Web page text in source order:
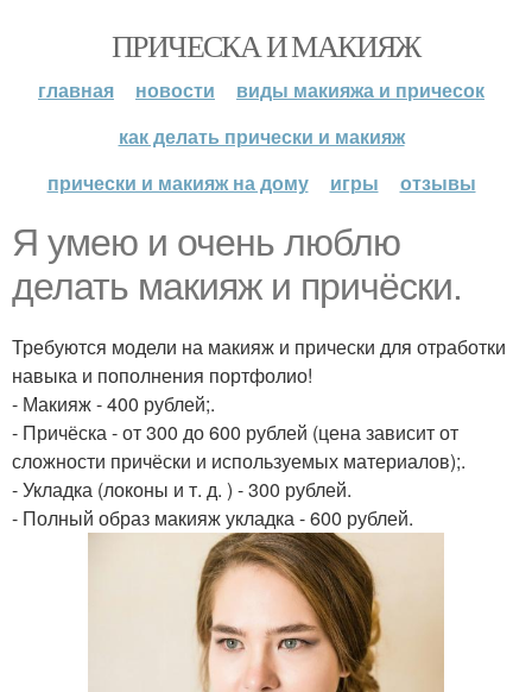
ПРИЧЕСКА И МАКИЯЖ
главная новости
виды макияжа и причесок
как делать прически и макияж
прически и макияж на дому
игры отзывы
Я умею и очень люблю
делать макияж и причёски.
Требуются модели на макияж и прически для отработки
навыка и пополнения портфолио!
- Макияж - 400 рублей;.
- Причёска - от 300 до 600 рублей (цена зависит от
сложности причёски и используемых материалов);.
- Укладка (локоны и т. д. ) - 300 рублей.
- Полный образ макияж укладка - 600 рублей.